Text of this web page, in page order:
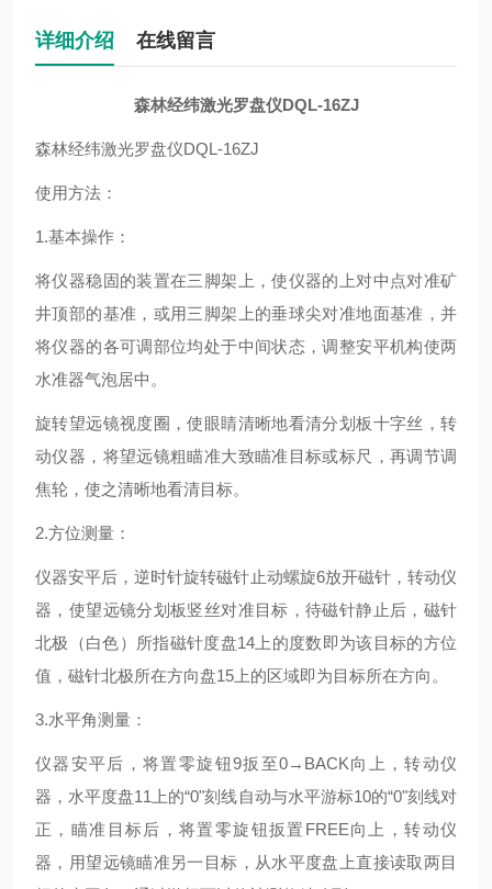
详细介绍 在线留言
森林经纬激光罗盘仪DQL-16ZJ
森林经纬激光罗盘仪DQL-16ZJ
使用方法：
1.基本操作：
将仪器稳固的装置在三脚架上，使仪器的上对中点对准矿
井顶部的基准，或用三脚架上的垂球尖对准地面基准，并
将仪器的各可调部位均处于中间状态，调整安平机构使两
水准器气泡居中。
旋转望远镜视度圈，使眼睛清晰地看清分划板十字丝，转
动仪器，将望远镜粗瞄准大致瞄准目标或标尺，再调节调
焦轮，使之清晰地看清目标。
2.方位测量：
仪器安平后，逆时针旋转磁针止动螺旋6放开磁针，转动仪
器，使望远镜分划板竖丝对准目标，待磁针静止后，磁针
北极（白色）所指磁针度盘14 上的度数即为该目标的方位
值，磁针北极所在方向盘15 上的区域即为目标所在方向。
3.水平角测量：
仪器安平后，将置零旋钮9扳至0→ BACK向上，转动仪
器，水平度盘11 上的“0"刻线自动与水平游标10的“0"刻线对
正，瞄准目标后，将置零旋钮扳置 FREE向上，转动仪
器，用望远镜瞄准另一目标，从水平度盘上直接读取两目